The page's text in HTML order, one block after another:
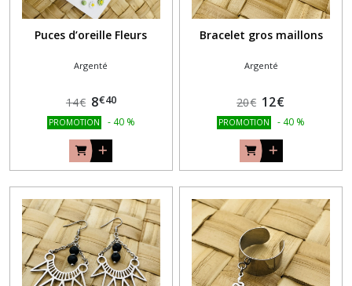
Puces d’oreille Fleurs
Argenté
14€ 8€40
PROMOTION - 40 %
Bracelet gros maillons
Argenté
20€ 12€
PROMOTION - 40 %